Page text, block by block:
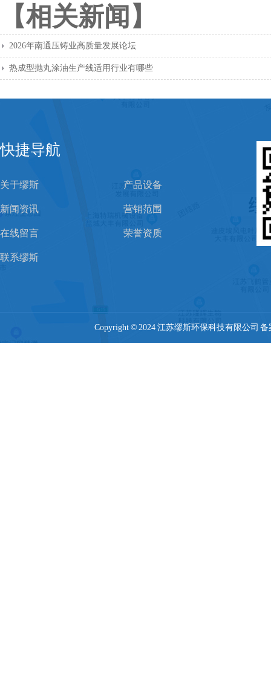
【相关新闻】
2026年南通压铸业高质量发展论坛
热成型抛丸涂油生产线适用行业有哪些
快捷导航
关于缪斯 产品设备
新闻资讯 营销范围
在线留言 荣誉资质
联系缪斯
Copyright © 2024 江苏缪斯环保科技有限公司